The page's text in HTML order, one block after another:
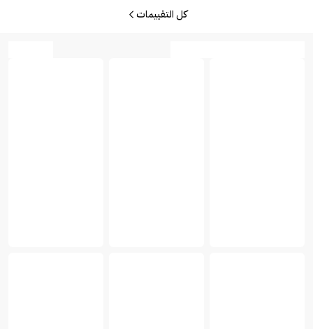
كل التقييمات